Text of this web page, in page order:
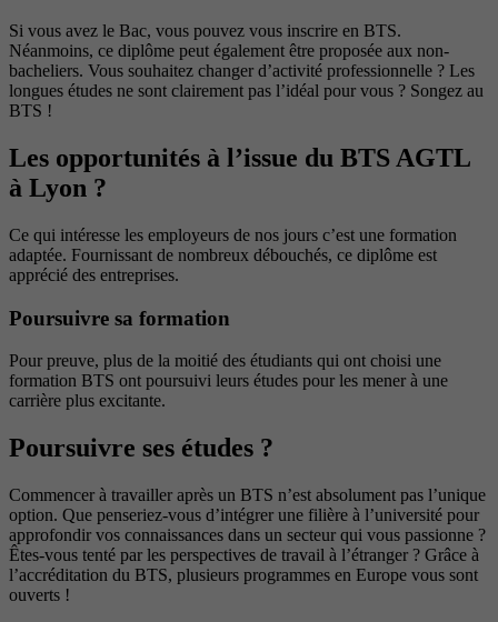
Si vous avez le Bac, vous pouvez vous inscrire en BTS.
Néanmoins, ce diplôme peut également être proposée aux non-
bacheliers. Vous souhaitez changer d’activité professionnelle ? Les
longues études ne sont clairement pas l’idéal pour vous ? Songez au
BTS !
Les opportunités à l’issue du BTS AGTL
à Lyon ?
Ce qui intéresse les employeurs de nos jours c’est une formation
adaptée. Fournissant de nombreux débouchés, ce diplôme est
apprécié des entreprises.
Poursuivre sa formation
Pour preuve, plus de la moitié des étudiants qui ont choisi une
formation BTS ont poursuivi leurs études pour les mener à une
carrière plus excitante.
Poursuivre ses études ?
Commencer à travailler après un BTS n’est absolument pas l’unique
option. Que penseriez-vous d’intégrer une filière à l’université pour
approfondir vos connaissances dans un secteur qui vous passionne ?
Êtes-vous tenté par les perspectives de travail à l’étranger ? Grâce à
l’accréditation du BTS, plusieurs programmes en Europe vous sont
ouverts !